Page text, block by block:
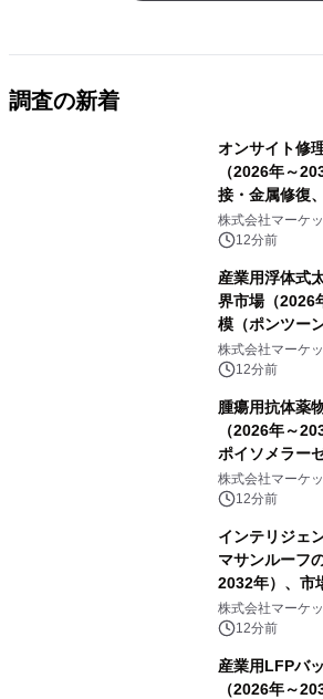
調査の新着
オンサイト修
（2026年～
接・金属修復
メント、その
表
株式会社マーケ
12分前
産業用浮体式
界市場（2026
模（ポンツー
ステム、モジ
電システム、
株式会社マーケ
12分前
腫瘍用抗体薬
（2026年～
ポイソメラー
阻害剤、DNA
レポートを発表
株式会社マーケ
12分前
インテリジェ
マサンルーフ
2032年）、市
ム、自動ワン
ンサーベース
株式会社マーケ
12分前
産業用LFPバ
（2026年～